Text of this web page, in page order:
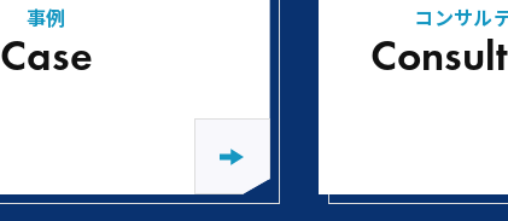
事例
Case
コンサル